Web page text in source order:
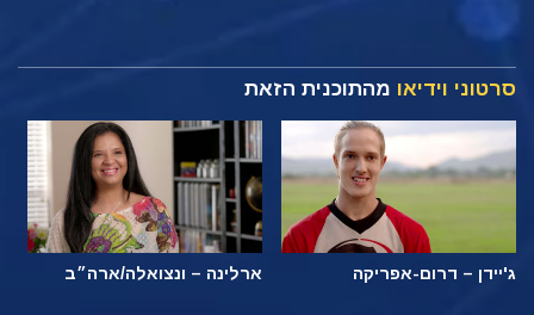
סרטוני וידיאו מהתוכנית הזאת
ג'יידן – דרום-אפריקה ארלינה – ונצואלה/ארה״ב